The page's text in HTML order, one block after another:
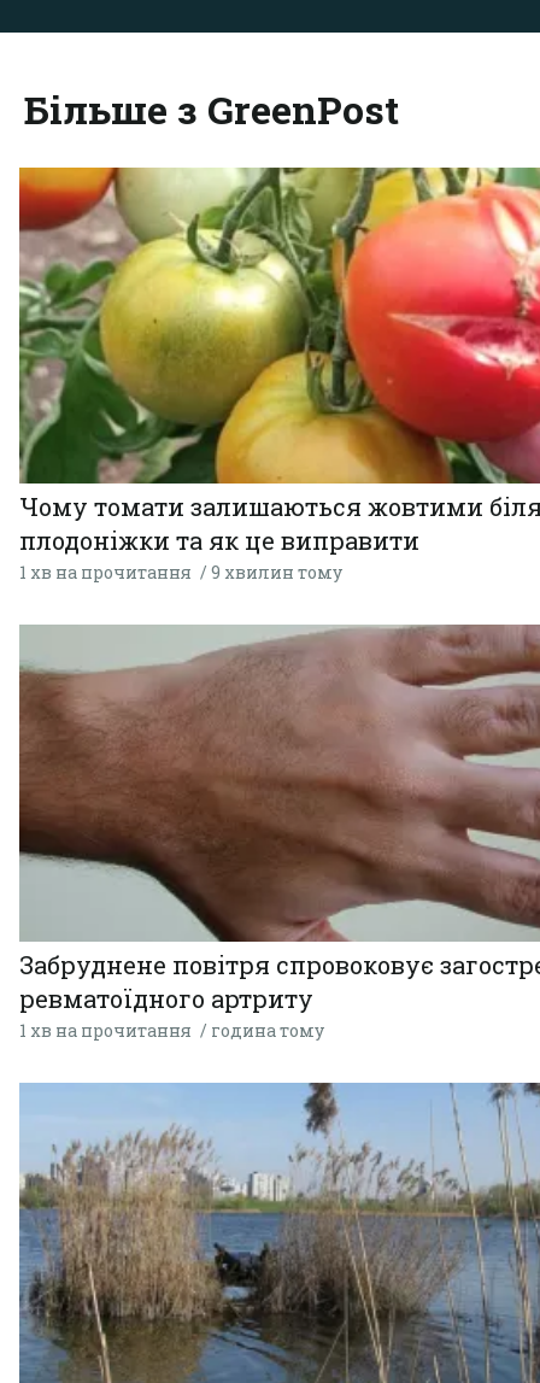
Більше з GreenPost
Чому томати залишаються жовтими
плодоніжки та як це виправити
1 хв на прочитання 9 хвилин тому
Забруднене повітря спровоковує
ревматоїдного артриту
1 хв на прочитання година тому